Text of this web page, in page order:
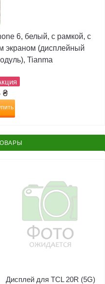
6, белый, с рамкой, с
экраном (дисплейный
Tianma
₴
Дисплей для TCL 20R (5G)